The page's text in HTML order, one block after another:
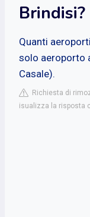
Brindisi?
Quanti
solo aeroporto
Casale).
Richiesta di
isualizza la risposta